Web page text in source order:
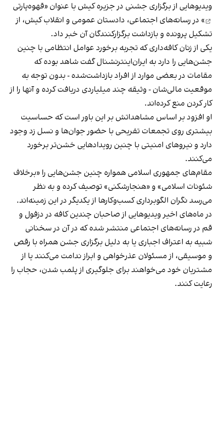
ویدیوهایی از برگزاری جشنی در جزیره کیش با عنوان «قهوه‌پارتی
» در رسانه‌های اجتماعی، دادستان عمومی و انقلاب کیش، از
تشکیل پرونده و بازداشت برگزارکنندگان آن خبر داد.
یکی از زنان کافه‌داری که تجربه برخورد عوامل انتظامی با چنین
جشن‌هایی را دارد به ایران‌اینترنشنال گفت شاهد بوده که
مقامات در بعضی موارد از افراد بازداشت‌‌شده - بدون توجه به
موقعیت مالی‌شان - وثیقه چند میلیاردی دریافت کرده و آنها را از
کار کردن منع کرده‌اند.
او افزود بر اساس مشاهداتش بر این باور است که حساسیت
بیشتری روی تجمعات تفریحی با حضور جوان‌ها و نسل زد وجود
دارد و نیروهای امنیتی با چنین رویدادهایی خشن‌تر برخورد
می‌کنند.
مقام‌های جمهوری اسلامی همواره چنین جشن‌هایی را «برخلاف
شئونات اسلامی» و «هنجارشکنی» توصیف کرده و به نظر
می‌رسد نگران الگوبرداری کسب‌وکارها از یکدیگر در این زمینه‌اند.
در ماه‌های اخیر ویدیوهایی از صاحبان چندین کافه در دزفول و
قم در رسانه‌های اجتماعی منتشر شده که در آن در سخنانی
شبیه به اعتراف اجباری یا به دلیل برگزاری جشن همراه با رقص
و موسیقی، از مسئولان عذرخواهی و ابراز ندامت می‌کنند یا از
مشتریان خود می‌خواهند برای جلوگیری از پلمب شدن، حجاب را
رعایت کنند.